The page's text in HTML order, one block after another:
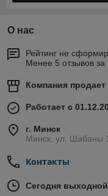
О нас
Рейтинг не
Менее 5 отзывов за
Компания продает
Работает с
г. Минск
Минск, ул. Шабаны
Контакты
Сегодня выходной